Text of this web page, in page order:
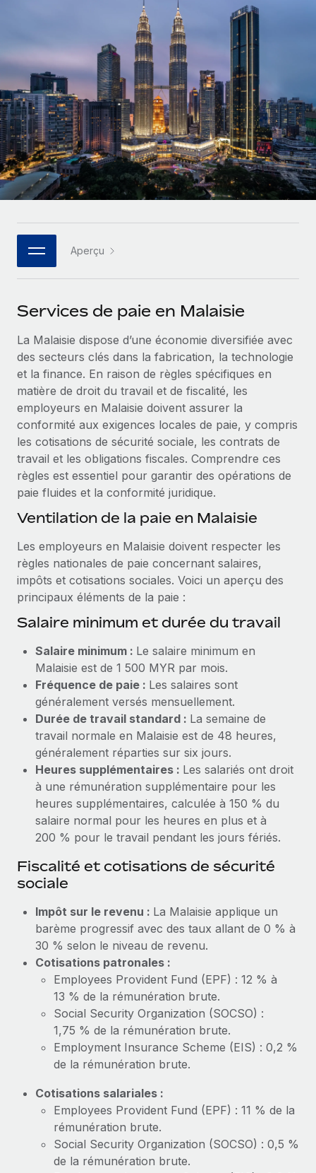
Gestion des freelances
Intégrez et gérez vos freelances partout dans le monde
PEO
Sous-traitez les opérations complexes liées à l’emploi
INFRASTRUCTURE
Intégration Remote
Intégrez vos RH aux flux de travail en toute simplicité
Plateforme
Connecter
Nouveau
Connectez n'importe quel outil d’IA à Remote grâce à
notre MCP
Intégrations
SERVICES
Demandez aux experts
Recevez des conseils d’experts sur les RH à
l’international et la conformité
Contrôles d’antécédents
Simplifiez vos processus de présélection des
candidats
Gardez un temps d’avance sur les risques en
matière de conformité
Gestion des appareils
dans le monde entier
Création d’entité
Établissez des entités rapidement et en toute
conformité
Mobilité et déménagement international
Organisez facilement le déménagement de vos
employés
Avantages sociaux
Gérez facilement les avantages sociaux
Examinez notre service par rapport aux autres
CROISSANCE
Start-ups
Des solutions agiles et internationales pour les RH et la
paie des entreprises en pleine croissance
Entreprises intermédiaires
Développez vos équipes avec des solutions RH sur
mesure
Entreprise
Les RH à l’international pour les grandes entreprises
Partenaires stratégiques de la tech
Devenir partenaire
Explorez avec nous vos opportunités de partenariat
Conseil en intégrations et automatisations assistées par
ÉTUDES DE CAS
Calculateur de paiement des freelances
Découvrez les devises disponibles et les vitesses de
paiement pour vos freelances internationaux
APPRENDRE AVEC REMOTE
Recherche et guides
Études de cas
Checklists et modèles
Descriptions de postes
Salle de presse
Données sur les salaires et les talents
Centre de ressources
Obtenir de l’aide
Voir toutes les ressources
BLOG
EOR et PEO
Gestion des freelances
Taxes
Explorer le blog
BLOG
Mises à jour des produits de Remote :
freelances Plus
Remote a toujours pour mission d'aider les entreprises de
toute taille à embaucher, gérer et payer...
En savoir plus
Comment Phiture gère ses 55 employés
répartis dans 19 pays grâce à Remote
Phiture, un leader notable du conseil en matière de
croissance mobile internationale, encourage les...
En savoir plus
Français
Deutsch
Español
Italiano
Português (Portugal)
日本語
한국어
Connexion
Aperçu
Services de paie en Malaisie
La Malaisie dispose d’une économie diversifiée avec
des secteurs clés dans la fabrication, la technologie
et la finance. En raison de règles spécifiques en
matière de droit du travail et de fiscalité, les
employeurs en Malaisie doivent assurer la
conformité aux exigences locales de paie, y compris
les cotisations de sécurité sociale, les contrats de
travail et les obligations fiscales. Comprendre ces
règles est essentiel pour garantir des opérations de
paie fluides et la conformité juridique.
Ventilation de la paie en Malaisie
Les employeurs en Malaisie doivent respecter les
règles nationales de paie concernant salaires,
impôts et cotisations sociales. Voici un aperçu des
principaux éléments de la paie :
Salaire minimum et durée du travail
Salaire minimum : Le salaire minimum en
Malaisie est de 1 500 MYR par mois.
Fréquence de paie : Les salaires sont
généralement versés mensuellement.
Durée de travail standard : La semaine de
travail normale en Malaisie est de 48 heures,
généralement réparties sur six jours.
Heures supplémentaires : Les salariés ont droit
à une rémunération supplémentaire pour les
heures supplémentaires, calculée à 150 % du
salaire normal pour les heures en plus et à
200 % pour le travail pendant les jours fériés.
Fiscalité et cotisations de sécurité
sociale
Impôt sur le revenu : La Malaisie applique un
barème progressif avec des taux allant de 0 % à
30 % selon le niveau de revenu.
Cotisations patronales :
Employees Provident Fund (EPF) : 12 % à
13 % de la rémunération brute.
Social Security Organization (SOCSO) :
1,75 % de la rémunération brute.
Employment Insurance Scheme (EIS) : 0,2 %
de la rémunération brute.
Cotisations salariales :
Employees Provident Fund (EPF) : 11 % de la
rémunération brute.
Social Security Organization (SOCSO) : 0,5 %
de la rémunération brute.